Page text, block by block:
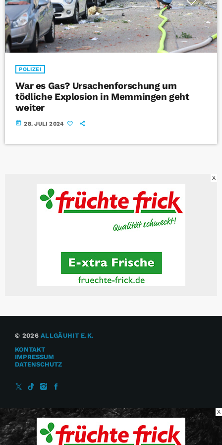
POLIZEI
War es Gas? Ursachenforschung um
tödliche Explosion in Memmingen geht
weiter
today 28. JULI 2024
X
© 2026ALLGÄUHIT E.K.
KONTAKT
IMPRESSUM
DATENSCHUTZ
X